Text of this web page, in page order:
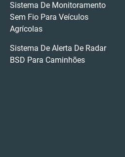
Sistema De Monitoramento
Sem Fio Para Veículos
Agrícolas
Sistema De Alerta De Radar
BSD Para Caminhões